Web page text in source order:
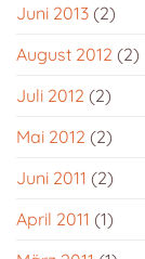
Juni 2013 (2)
August 2012 (2)
Juli 2012 (2)
Mai 2012 (2)
Juni 2011 (2)
April 2011 (1)